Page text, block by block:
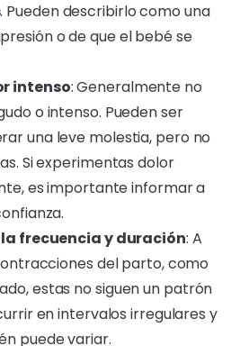
. Pueden describirlo como una
o de que el bebé se
intenso: Generalmente no
o intenso. Pueden ser
una leve molestia, pero no
Si experimentas dolor
es importante informar a
frecuencia y duración: A
del parto, como
estas no siguen un patrón
en intervalos irregulares y
puede variar.